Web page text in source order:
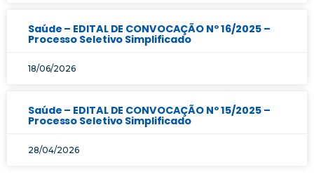
Saúde – EDITAL DE CONVOCAÇÃO Nº 16/2025 –
Processo Seletivo Simplificado
18/06/2026
Saúde – EDITAL DE CONVOCAÇÃO Nº 15/2025 –
Processo Seletivo Simplificado
28/04/2026